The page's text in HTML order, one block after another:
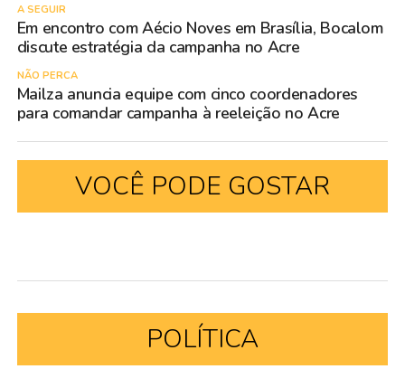
A SEGUIR
Em encontro com Aécio Noves em Brasília, Bocalom
discute estratégia da campanha no Acre
NÃO PERCA
Mailza anuncia equipe com cinco coordenadores
para comandar campanha à reeleição no Acre
VOCÊ PODE GOSTAR
POLÍTICA